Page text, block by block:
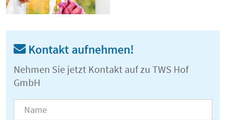
Kontakt aufnehmen!
Nehmen Sie jetzt Kontakt auf zu TWS Hof
GmbH